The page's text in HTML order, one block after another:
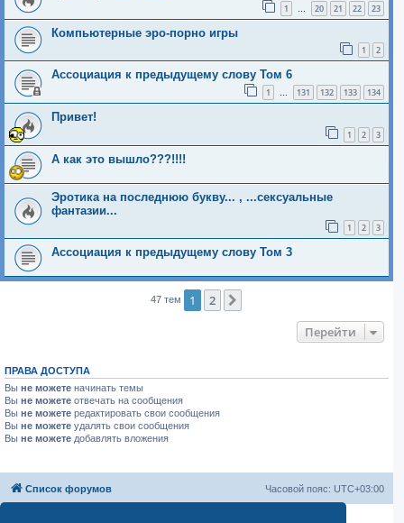
1 … 20 21 22 23
Компьютерные эро-порно игры
1 2
Ассоциация к предыдущему слову Том 6
1 … 131 132 133 134
Привет!
1 2 3
А как это вышло???!!!!
Эротика на последнюю букву... , ...сексуальные
фантазии...
1 2 3
Ассоциация к предыдущему слову Том 3
47 тем 1 2
Перейти
ПРАВА ДОСТУПА
Вы не можете начинать темы
Вы не можете отвечать на сообщения
Вы не можете редактировать свои сообщения
Вы не можете удалять свои сообщения
Вы не можете добавлять вложения
Список форумов Часовой пояс: UTC+03:00